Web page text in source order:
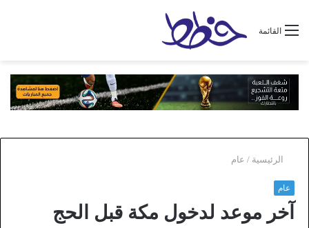
القائمة
الرئيسية / عام
عام
آخر موعد لدخول مكة قبل الحج